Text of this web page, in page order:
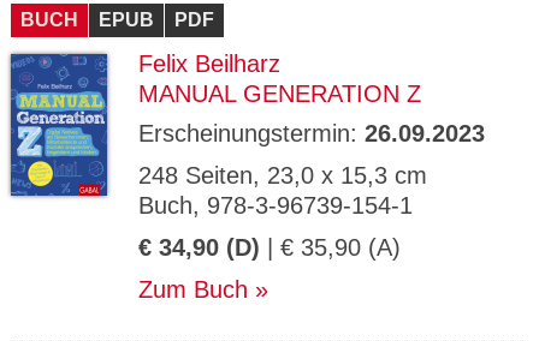
BUCH EPUB PDF
Felix Beilharz
MANUAL GENERATION Z
Erscheinungstermin: 26.09.2023
248 Seiten, 23,0 x 15,3 cm
Buch, 978-3-96739-154-1
€ 34,90 (D) | € 35,90 (A)
Zum Buch